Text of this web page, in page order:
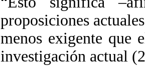
proposiciones
menos exigente que
investigación actual